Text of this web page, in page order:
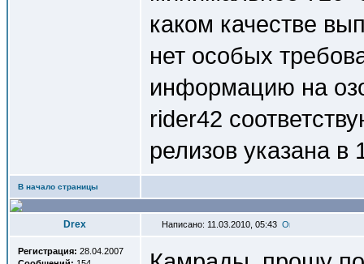
каком качестве
нет особых
информацию на
rider42
релизов указана в
В начало страницы
Drex Написано: 11.03.2010, 05:43
Регистрация: 28.04.2007